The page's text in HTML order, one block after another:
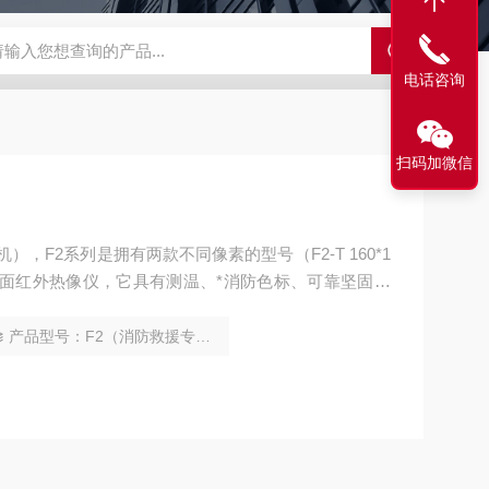
SBD-100B SBD-100D成都漏氯报警仪 漏氯报警器 漏氯检测仪
），F2系列是拥有两款不同像素的型号（F2-T 160*1
产品型号：F2（消防救援专用）
电话咨询
扫码加微信